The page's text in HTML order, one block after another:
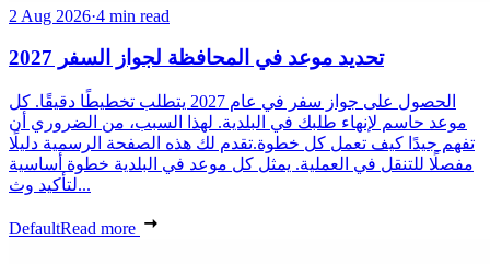
2 Aug 2026·4 min read
تحديد موعد في المحافظة لجواز السفر 2027
الحصول على جواز سفر في عام 2027 يتطلب تخطيطًا دقيقًا. كل
موعد حاسم لإنهاء طلبك في البلدية. لهذا السبب، من الضروري أن
تفهم جيدًا كيف تعمل كل خطوة.تقدم لك هذه الصفحة الرسمية دليلًا
مفصلًا للتنقل في العملية. يمثل كل موعد في البلدية خطوة أساسية
لتأكيد وث...
DefaultRead more